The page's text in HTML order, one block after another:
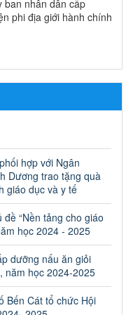
ban nhân dân cấp
phi địa giới hành chính
năm 2025 của ngành
2025 của ngành
bị bãi bỏ trong lĩnh
quốc dân và cơ sở
của Sở Giáo dục
bãi bỏ trong lĩnh vực
dân và cơ sở giáo dục
Giáo dục và Đào tạo,
tiểu học năm học
hợp với Ngân
Dương trao tặng quà
giáo dục và y tế
“Nền tảng cho giáo
học 2024 - 2025
dưỡng nấu ăn giỏi
năm học 2024-2025
Bến Cát tổ chức Hội